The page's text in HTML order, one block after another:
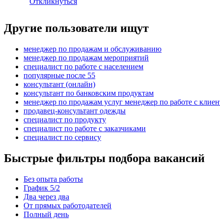
Другие пользователи ищут
менеджер по продажам и обслуживанию
менеджер по продажам мероприятий
специалист по работе с населением
популярные после 55
консультант (онлайн)
консультант по банковским продуктам
менеджер по продажам услуг менеджер по работе с
продавец-консультант одежды
специалист по продукту
специалист по работе с заказчиками
специалист по сервису
Быстрые фильтры подбора вакансий
Без опыта работы
График 5/2
Два через два
От прямых работодателей
Полный день